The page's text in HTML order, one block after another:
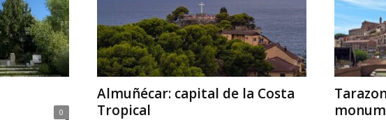
0
Almuñécar: capital de la Costa
Tropical